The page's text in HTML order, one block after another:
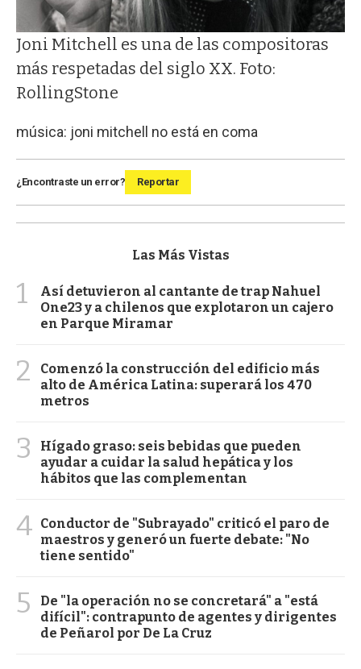
Joni Mitchell es una de las compositoras
más respetadas del siglo XX. Foto:
RollingStone
música: joni mitchell no está en coma
¿Encontraste un error? Reportar
Las Más Vistas
1
Así detuvieron al cantante de trap Nahuel
One23 y a chilenos que explotaron un cajero
en Parque Miramar
2
Comenzó la construcción del edificio más
alto de América Latina: superará los 470
metros
3
Hígado graso: seis bebidas que pueden
ayudar a cuidar la salud hepática y los
hábitos que las complementan
4 Conductor de "Subrayado" criticó el paro de
maestros y generó un fuerte debate: "No
tiene sentido"
5
De "la operación no se concretará" a "está
difícil": contrapunto de agentes y dirigentes
de Peñarol por De La Cruz